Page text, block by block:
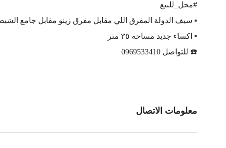
#محل_للبيع
▪️ سيف الدولة المفرق اللي مقابل مفرق زينو مقابل جامع الشيط
▪️ اكساء جديد مساحه ٣٥ متر
☎️ للتواصل 0969533410
معلومات الاتصال